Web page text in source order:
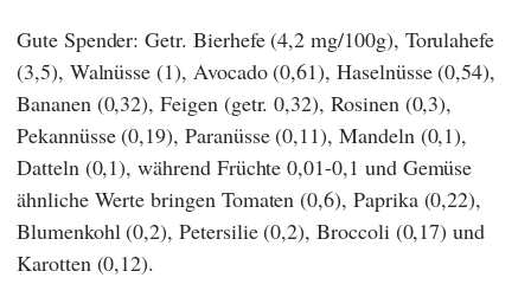
Gute Spender: Getr. Bierhefe (4,2 mg/100g), Torulahefe
(3,5), Walnüsse (1), Avocado (0,61), Haselnüsse (0,54),
Bananen (0,32), Feigen (getr. 0,32), Rosinen (0,3),
Pekannüsse (0,19), Paranüsse (0,11), Mandeln (0,1),
Datteln (0,1), während Früchte 0,01-0,1 und Gemüse
ähnliche Werte bringen Tomaten (0,6), Paprika (0,22),
Blumenkohl (0,2), Petersilie (0,2), Broccoli (0,17) und
Karotten (0,12).